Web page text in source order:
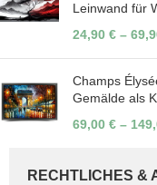
Leinwand für
24,90 € –
Champs
Gemälde als
69,00 € –
RECHTLICHES &